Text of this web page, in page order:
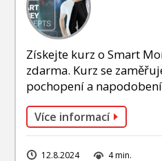
Získejte kurz o Smart
zdarma. Kurz se
pochopení a
Více informací
12.8.2024 4 min.